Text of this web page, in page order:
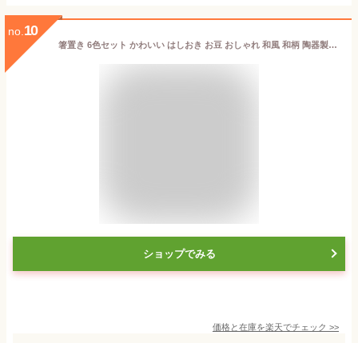
no. 10
箸置き 6色セット かわいい はしおき お豆 おしゃれ 和風 和柄 陶器製 花 桜 6個セット 箸枕 和食器 箸台 可愛い 送料無料
ショップでみる
価格と在庫を楽天でチェック >>